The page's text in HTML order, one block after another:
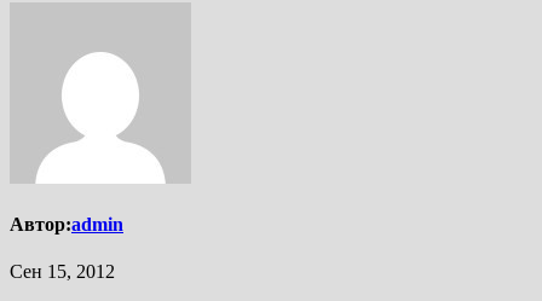
Автор:admin
Сен 15, 2012